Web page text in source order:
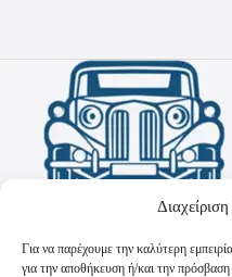
Για να παρέχουμε την καλύτερη
για την αποθήκευση ή/και την